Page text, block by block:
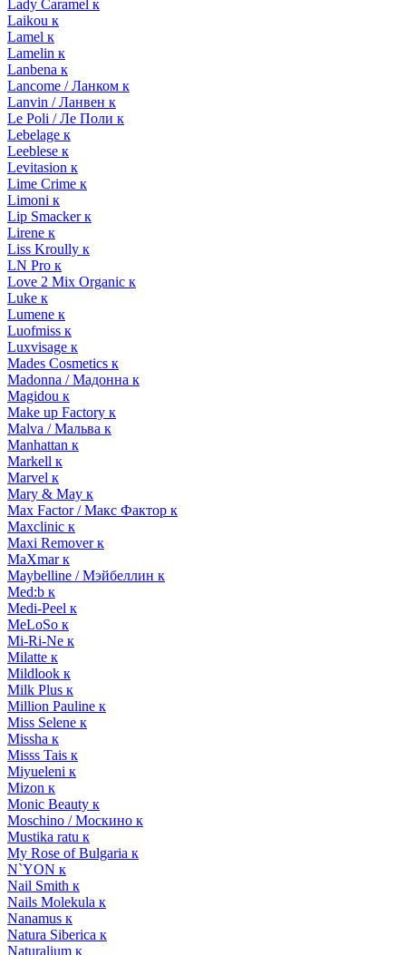
Lady Caramel к
Laikou к
Lamel к
Lamelin к
Lanbena к
Lancome / Ланком к
Lanvin / Ланвен к
Le Poli / Ле Поли к
Lebelage к
Leeblese к
Levitasion к
Lime Crime к
Limoni к
Lip Smacker к
Lirene к
Liss Kroully к
LN Pro к
Love 2 Mix Organic к
Luke к
Lumene к
Luofmiss к
Luxvisage к
Mades Cosmetics к
Madonna / Мадонна к
Magidou к
Make up Factory к
Malva / Мальва к
Manhattan к
Markell к
Marvel к
Mary & May к
Max Factor / Макс Фактор к
Maxclinic к
Maxi Remover к
MaXmar к
Maybelline / Мэйбеллин к
Med:b к
Medi-Peel к
MeLoSo к
Mi-Ri-Ne к
Milatte к
Mildlook к
Milk Plus к
Million Pauline к
Miss Selene к
Missha к
Misss Tais к
Miyueleni к
Mizon к
Monic Beauty к
Moschino / Москино к
Mustika ratu к
My Rose of Bulgaria к
N`YON к
Nail Smith к
Nails Molekula к
Nanamus к
Natura Siberica к
Naturalium к